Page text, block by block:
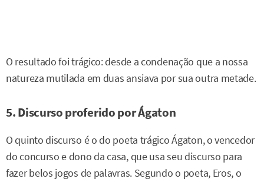
O resultado foi trágico: desde a condenação que a nossa
natureza mutilada em duas ansiava por sua outra metade.
5. Discurso proferido por Ágaton
O quinto discurso é o do poeta trágico Ágaton, o vencedor
do concurso e dono da casa, que usa seu discurso para
fazer belos jogos de palavras. Segundo o poeta, Eros, o